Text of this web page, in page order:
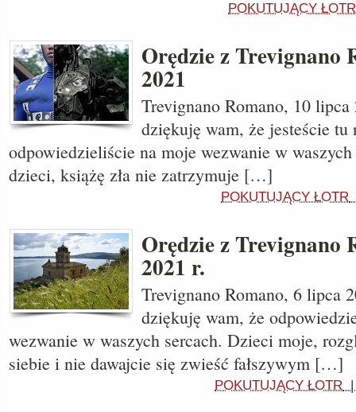
POKUTUJĄCY ŁOTR
Orędzie z Trevignano
2021
Trevignano Romano, 10
dziękuję wam, że jesteście
odpowiedzieliście na moje wezwanie w
dzieci, książę zła nie zatrzymuje […]
POKUTUJĄCY ŁOTR
Orędzie z Trevignano
2021 r.
Trevignano Romano, 6 lipca
dziękuję wam, że
wezwanie w waszych sercach. Dzieci moje,
siebie i nie dawajcie się zwieść fałszywym […]
POKUTUJĄCY ŁOTR